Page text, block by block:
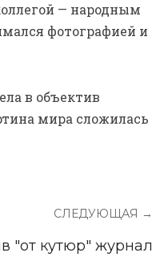
— народным
фотографией и
в объектив
мира сложилась
СЛЕДУЮЩАЯ →
"от кутюр" журнал